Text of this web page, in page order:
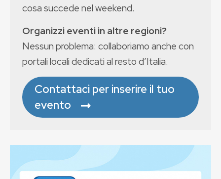
cosa succede nel weekend.
Organizzi eventi in altre regioni?
Nessun problema: collaboriamo anche con
portali locali dedicati al resto d’Italia.
Contattaci per inserire il tuo
evento